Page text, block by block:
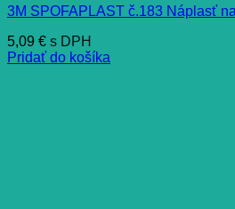
3M SPOFAPLAST č.183 Náplasť
5,09 € s DPH
Pridať do košíka